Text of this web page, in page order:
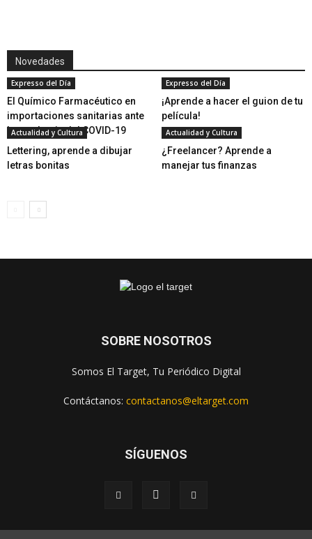
Novedades
Expresso del Día
El Químico Farmacéutico en
importaciones sanitarias ante
la pandemia del COVID-19
Expresso del Día
¡Aprende a hacer el guion de tu
película!
Actualidad y Cultura
Lettering, aprende a dibujar
letras bonitas
Actualidad y Cultura
¿Freelancer? Aprende a
manejar tus finanzas
SOBRE NOSOTROS
Somos El Target, Tu Periódico Digital
Contáctanos: contactanos@eltarget.com
SÍGUENOS